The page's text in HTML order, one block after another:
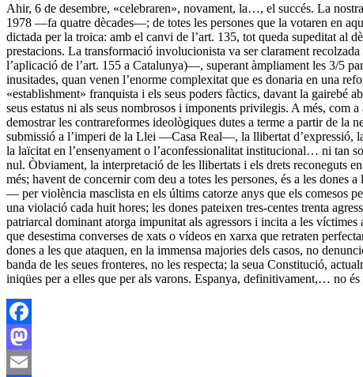
Ahir, 6 de desembre, «celebraren», novament, la…, el succés. La
1978 —fa quatre dècades—; de totes les persones que la votaren en
dictada per la troica: amb el canvi de l’art. 135, tot queda supeditat al
prestacions. La transformació involucionista va ser clarament
l’aplicació de l’art. 155 a Catalunya)—, superant àmpliament les 3/5
inusitades, quan venen l’enorme complexitat que es donaria en una
«establishment» franquista i els seus poders fàctics, davant la gairebé
seus estatus ni als seus nombrosos i imponents privilegis. A més,
demostrar les contrareformes ideològiques dutes a terme a partir de la
submissió a l’imperi de la Llei —Casa Real—, la llibertat d’expressió,
la laïcitat en l’ensenyament o l’aconfessionalitat institucional… ni tan
nul. Òbviament, la interpretació de les llibertats i els drets reconeguts
més; havent de concernir com deu a totes les persones, és a les dones
— per violència masclista en els últims catorze anys que els comesos
una violació cada huit hores; les dones pateixen tres-centes trenta
patriarcal dominant atorga impunitat als agressors i incita a les
que desestima converses de xats o vídeos en xarxa que retraten
dones a les que ataquen, en la immensa majories dels casos, no
banda de les seues fronteres, no les respecta; la seua Constitució,
iniqües per a elles que per als varons. Espanya, definitivament,… no és
Facebook
Mastodon